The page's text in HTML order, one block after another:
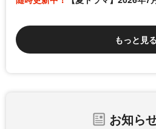
もっと見る
お知ら